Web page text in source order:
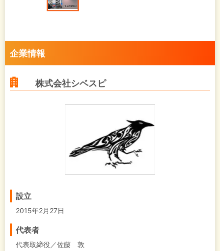
企業情報
株式会社シベスピ
設立
2015年2月27日
代表者
代表取締役／佐藤 敦